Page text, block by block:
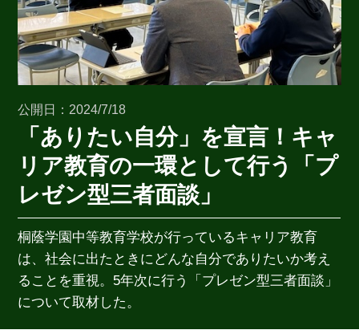
公開日：2024/7/18
「ありたい自分」を宣言！キャ
リア教育の一環として行う「プ
レゼン型三者面談」
桐蔭学園中等教育学校が行っているキャリア教育
は、社会に出たときにどんな自分でありたいか考え
ることを重視。5年次に行う「プレゼン型三者面談」
について取材した。